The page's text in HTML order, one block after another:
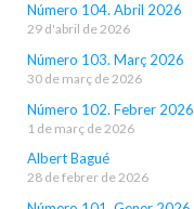
Número 104. Abril 2026
29 d'abril de 2026
Número 103. Març 2026
30 de març de 2026
Número 102. Febrer 2026
1 de març de 2026
Albert Bagué
28 de febrer de 2026